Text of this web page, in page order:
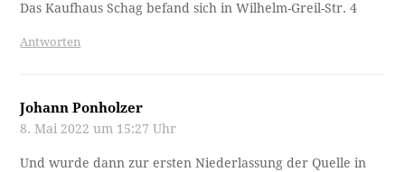
Das Kaufhaus Schag befand sich in Wilhelm-Greil-Str. 4
Antworten
Johann Ponholzer
8. Mai 2022 um 15:27 Uhr
Und wurde dann zur ersten Niederlassung der Quelle in